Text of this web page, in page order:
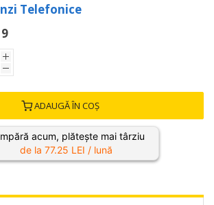
Telefonice
ADAUGĂ ÎN COȘ
acum, plătește mai târziu
de la 77.25 LEI / lună